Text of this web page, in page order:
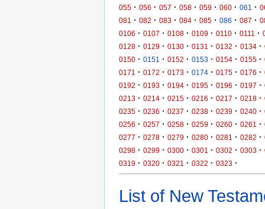
055 · 056 · 057 · 058 · 059 · 060 · 061 ·
081
· 082 · 083 · 084 · 085 · 086 · 087 ·
0106 · 0107 · 0108 · 0109 · 0110 · 0111 ·
0128 · 0129 · 0130 · 0131 · 0132 · 0134 ·
0150 · 0151 · 0152 · 0153 · 0154 · 0155 ·
0171
· 0172 · 0173 · 0174 · 0175 · 0176 ·
0192 · 0193 · 0194 · 0195 · 0196 · 0197 ·
0213 · 0214 · 0215 · 0216 · 0217 · 0218 ·
0235 · 0236 · 0237 · 0238 · 0239 · 0240 ·
0256 · 0257 · 0258 · 0259 · 0260 · 0261 ·
0277 · 0278 · 0279 · 0280 · 0281 · 0282 ·
0298 · 0299 · 0300 · 0301 · 0302 · 0303 ·
0319 · 0320 · 0321 · 0322 · 0323 ·
List of New